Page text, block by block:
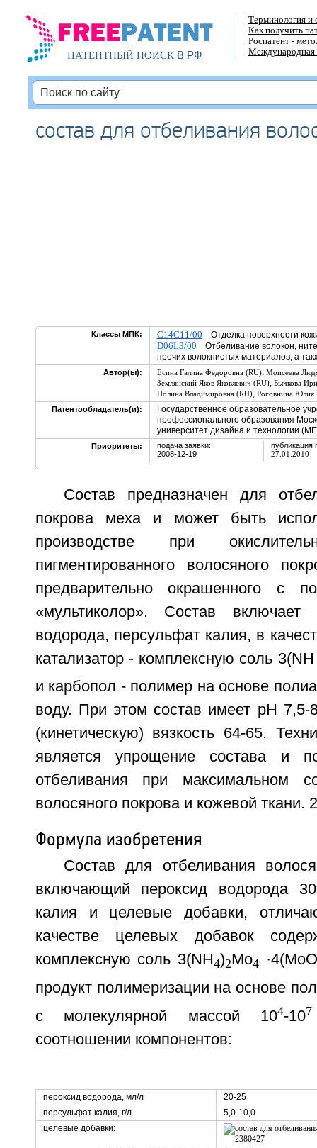
ПАТЕНТНЫЙ ПОИСКВ РФ
Терминология и
Как получить
Роспатент -
Международная
состав для отбеливания
Классы МПК: C14C11/00 Отделка поверхности
D06L3/00 Отбеливание волокон,
прочих волокнистых материалов, а
Автор(ы): Есина Галина Федоровна (RU), Моисеева
Землянский Яков Яковлевич (RU), Бычкова
Полина Владимировна (RU), Роговнина Юлия
Патентообладатель(и):
Государственное образовательное
профессионального образования
университет дизайна и технологии
Приоритеты:
подача заявки:
2008-12-19
публикация
27.01.2010
Состав предназначен для
покрова меха и может быть
производстве при
пигментированного волосяного
предварительно окрашенного с
«мультиколор». Состав включает
водорода, персульфат калия, в
катализатор - комплексную соль 3(NH
и карбопол - полимер на основе
воду. При этом состав имеет рН 7,5-
(кинетическую) вязкость 64-65.
является упрощение состава и
отбеливания при максимальном
волосяного покрова и кожевой ткани.
Формула изобретения
Состав для отбеливания
включающий пероксид водорода
калия и целевые добавки,
качестве целевых добавок
комплексную соль 3(NH4)2Mo4 ·4(MoO
продукт полимеризации на основе
с молекулярной массой 104-107
соотношении компонентов:
пероксид водорода, мл/л
20-25
персульфат калия, г/л
5,0-10,0
целевые добавки: